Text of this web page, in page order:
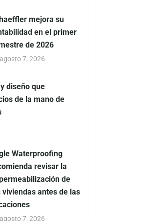
mejora su
en el primer
de 2026
agosto 7, 2026
diseño que
de la mano de
Waterproofing
revisar la
de
viviendas antes de las
agosto 7, 2026